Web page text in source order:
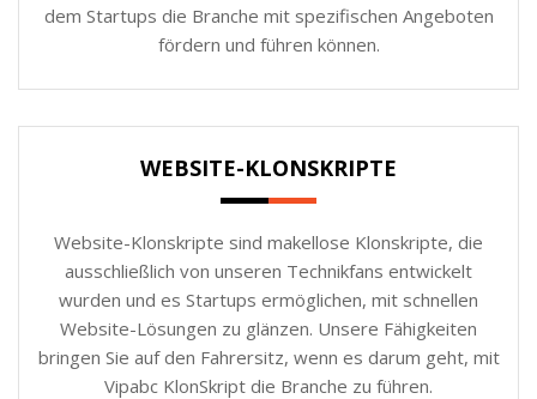
dem Startups die Branche mit spezifischen Angeboten
fördern und führen können.
WEBSITE-KLONSKRIPTE
Website-Klonskripte sind makellose Klonskripte, die
ausschließlich von unseren Technikfans entwickelt
wurden und es Startups ermöglichen, mit schnellen
Website-Lösungen zu glänzen. Unsere Fähigkeiten
bringen Sie auf den Fahrersitz, wenn es darum geht, mit
Vipabc KlonSkript die Branche zu führen.